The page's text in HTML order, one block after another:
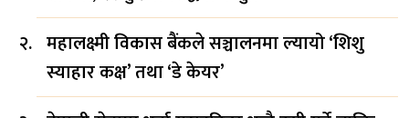
महालक्ष्मी विकास बैंकले सञ्चालनमा ल्यायो ‘शिशु
स्याहार कक्ष’ तथा ‘डे केयर’